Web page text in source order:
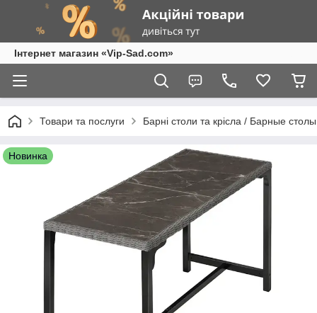
Інтернет магазин «Vip-Sad.com»
Товари та послуги Барні столи та крісла / Барные
Новинка